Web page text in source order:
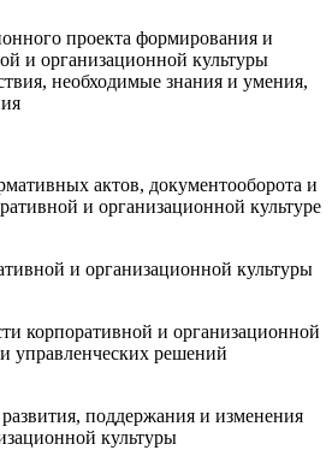
проекта формирования и
и организационной культуры
необходимые знания и умения,
актов, документооборота и
и организационной культуре
и организационной культуры
корпоративной и организационной
управленческих решений
поддержания и изменения
культуры